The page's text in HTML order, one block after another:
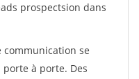
prospectsion dans
se
à porte. Des